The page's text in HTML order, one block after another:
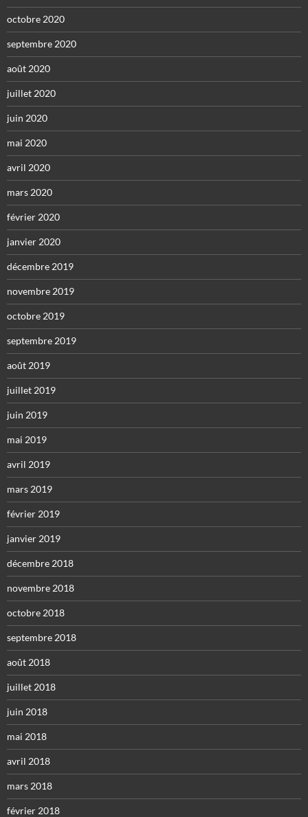
octobre 2020
septembre 2020
août 2020
juillet 2020
juin 2020
mai 2020
avril 2020
mars 2020
février 2020
janvier 2020
décembre 2019
novembre 2019
octobre 2019
septembre 2019
août 2019
juillet 2019
juin 2019
mai 2019
avril 2019
mars 2019
février 2019
janvier 2019
décembre 2018
novembre 2018
octobre 2018
septembre 2018
août 2018
juillet 2018
juin 2018
mai 2018
avril 2018
mars 2018
février 2018